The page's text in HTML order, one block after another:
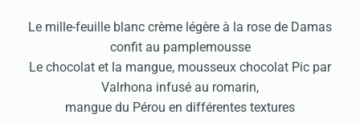
Le mille-feuille blanc crème légère à la rose de Damas
confit au pamplemousse
Le chocolat et la mangue, mousseux chocolat Pic par
Valrhona infusé au romarin,
mangue du Pérou en différentes textures